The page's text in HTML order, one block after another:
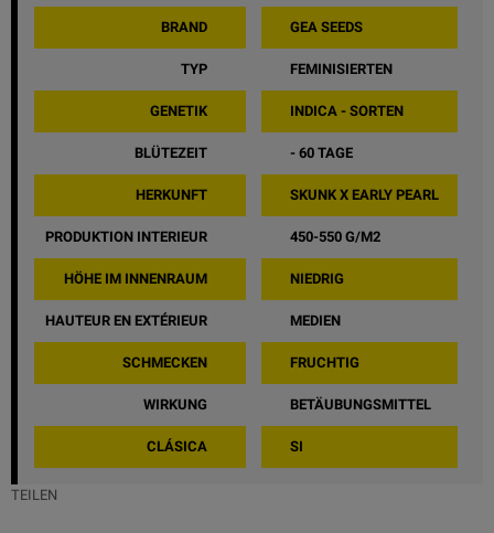
BRAND GEA SEEDS
TYP FEMINISIERTEN
GENETIK INDICA - SORTEN
BLÜTEZEIT - 60 TAGE
HERKUNFT SKUNK X EARLY PEARL
PRODUKTION INTERIEUR 450-550 G/M2
HÖHE IM INNENRAUM NIEDRIG
HAUTEUR EN EXTÉRIEUR MEDIEN
SCHMECKEN FRUCHTIG
WIRKUNG BETÄUBUNGSMITTEL
CLÁSICA SI
TEILEN